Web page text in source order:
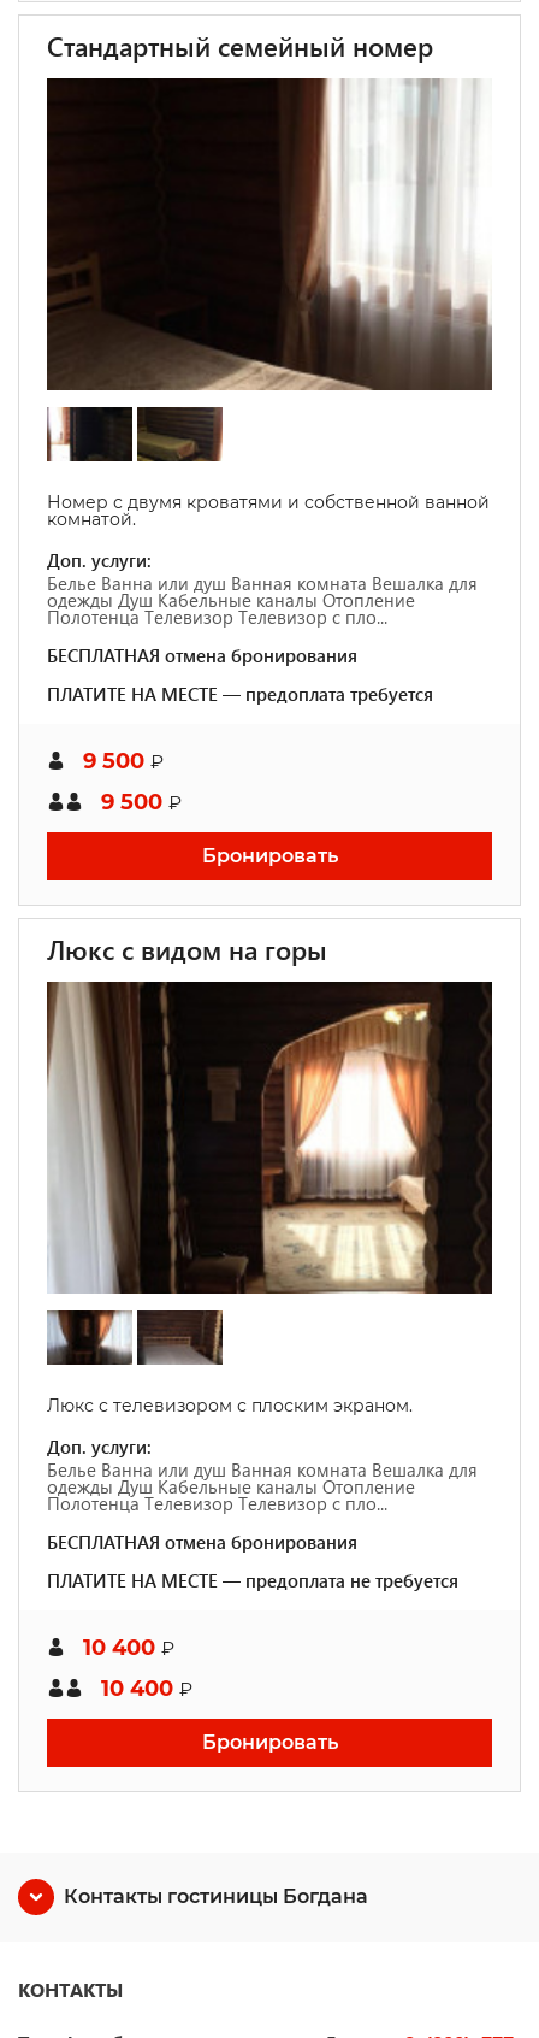
Стандартный семейный номер
Номер с двумя кроватями и собственной ванной
комнатой.
Доп. услуги:
Белье Ванна или душ Ванная комната Вешалка для
одежды Душ Кабельные каналы Отопление
Полотенца Телевизор Телевизор с пло...
БЕСПЛАТНАЯ отмена бронирования
ПЛАТИТЕ НА МЕСТЕ — предоплата требуется
9 500 ₽
9 500 ₽
Бронировать
Люкс с видом на горы
Люкс с телевизором с плоским экраном.
Доп. услуги:
Белье Ванна или душ Ванная комната Вешалка для
одежды Душ Кабельные каналы Отопление
Полотенца Телевизор Телевизор с пло...
БЕСПЛАТНАЯ отмена бронирования
ПЛАТИТЕ НА МЕСТЕ — предоплата не требуется
10 400 ₽
10 400 ₽
Бронировать
Контакты гостиницы Богдана
КОНТАКТЫ